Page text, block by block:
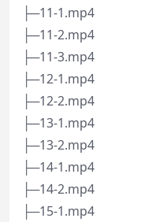
├─11-1.mp4
├─11-2.mp4
├─11-3.mp4
├─12-1.mp4
├─12-2.mp4
├─13-1.mp4
├─13-2.mp4
├─14-1.mp4
├─14-2.mp4
├─15-1.mp4